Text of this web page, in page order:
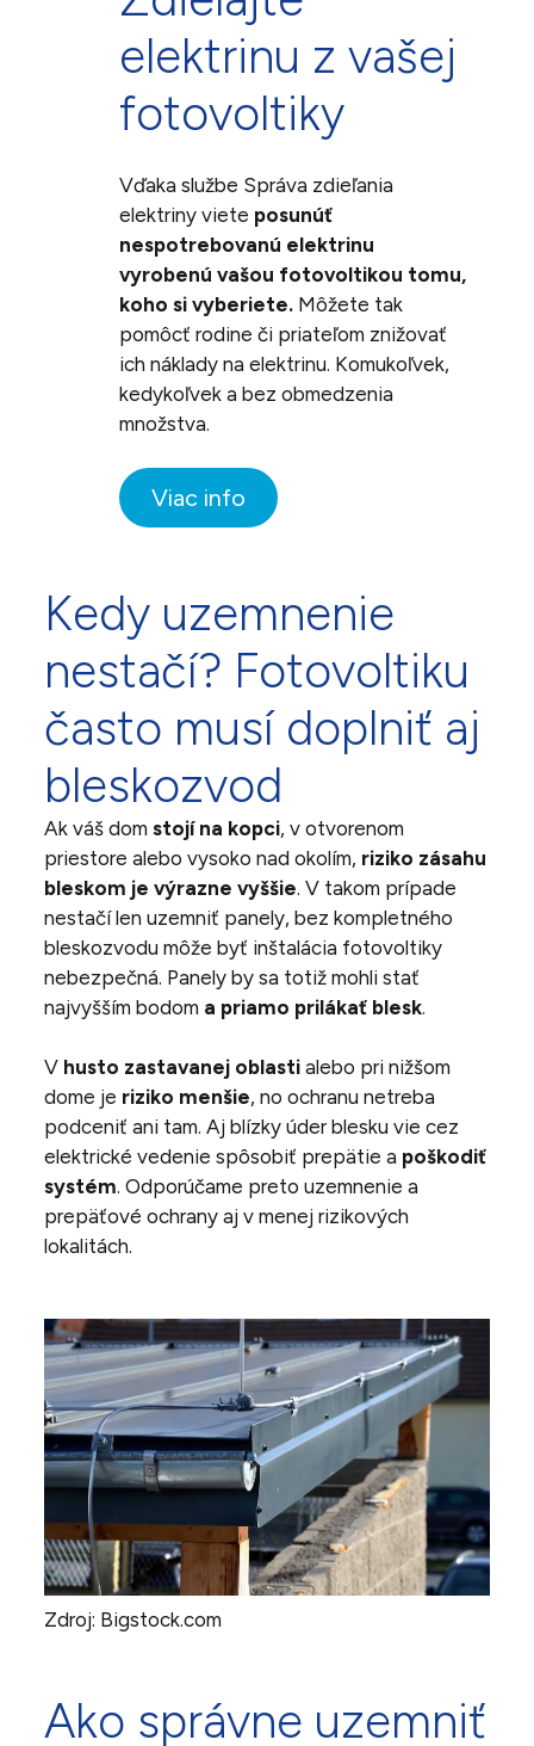
elektrinu z vašej
fotovoltiky
Vďaka službe Správa zdieľania
elektriny viete posunúť
nespotrebovanú elektrinu
vyrobenú vašou fotovoltikou tomu,
koho si vyberiete. Môžete tak
pomôcť rodine či priateľom znižovať
ich náklady na elektrinu. Komukoľvek,
kedykoľvek a bez obmedzenia
množstva.
Viac info
Kedy uzemnenie
nestačí? Fotovoltiku
často musí doplniť aj
bleskozvod
Ak váš domstojí na kopci, v otvorenom
priestore alebo vysoko nad okolím, riziko zásahu
bleskom je výrazne vyššie. V takom prípade
nestačí len uzemniť panely, bez kompletného
bleskozvodu môže byť inštalácia fotovoltiky
nebezpečná. Panely by sa totiž mohli stať
najvyšším bodom a priamo prilákať blesk.
V husto zastavanej oblastialebo pri nižšom
dome je riziko menšie, no ochranu netreba
podceniť ani tam. Aj blízky úder blesku vie cez
elektrické vedenie spôsobiť prepätie a poškodiť
systém. Odporúčame preto uzemnenie a
prepäťové ochrany aj v menej rizikových
lokalitách.
Zdroj: Bigstock.com
Ako správne uzemniť